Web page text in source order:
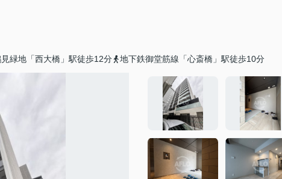
緑地「西大橋」駅徒歩12分 地下鉄御堂筋線「心斎橋」駅徒歩10分